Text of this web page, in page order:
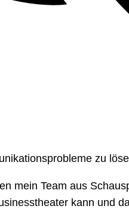
zu
mein Team aus
kann und